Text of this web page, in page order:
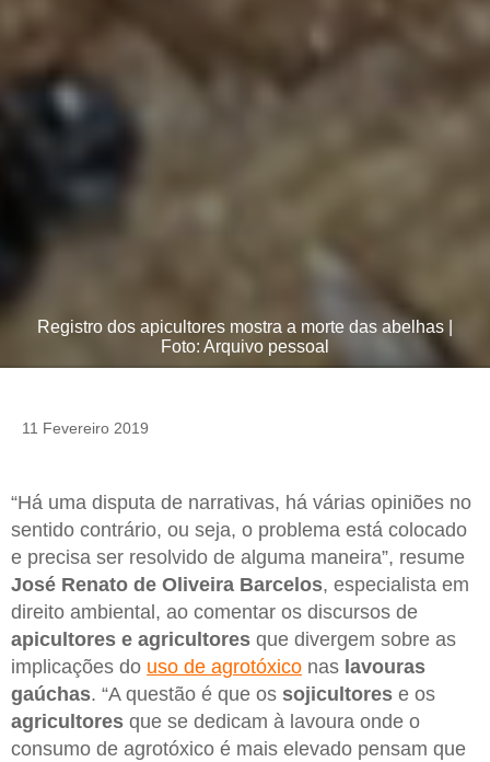
Registro dos apicultores mostra a morte das abelhas |
Foto: Arquivo pessoal
11 Fevereiro 2019
“Há uma disputa de narrativas, há várias opiniões no
sentido contrário, ou seja, o problema está colocado
e precisa ser resolvido de alguma maneira”, resume
José Renato de Oliveira Barcelos, especialista em
direito ambiental, ao comentar os discursos de
apicultores e agricultores que divergem sobre as
implicações do uso de agrotóxico nas lavouras
gaúchas. “A questão é que os sojicultores e os
agricultores que se dedicam à lavoura onde o
consumo de agrotóxico é mais elevado pensam que